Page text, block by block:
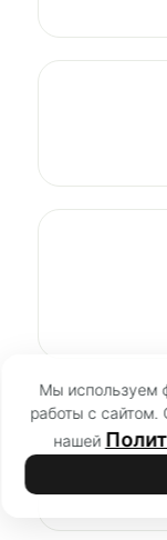
Мы используем
работы с сайтом.
нашей